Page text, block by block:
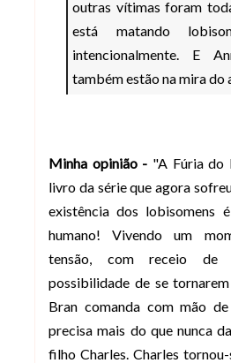
outras vítimas foram
está matando
intencionalmente. E
também estão na mira do
Minha opinião - "A Fúria do
livro da série que agora
existência dos lobisomens
humano! Vivendo um
tensão, com receio de
possibilidade de se
Bran comanda com mão
precisa mais do que nunca
filho Charles. Charles